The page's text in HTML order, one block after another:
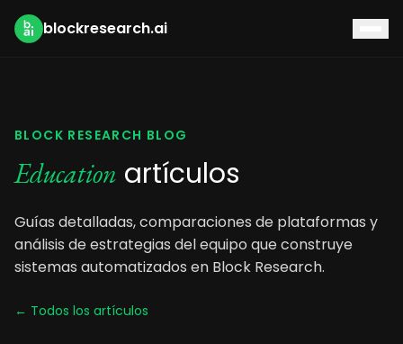
blockresearch.ai
BLOCK RESEARCH BLOG
Education artículos
Guías detalladas, comparaciones de plataformas y
análisis de estrategias del equipo que construye
sistemas automatizados en Block Research.
← Todos los artículos